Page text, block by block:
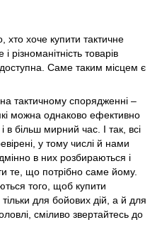
хоче купити тактичне
товарів
доступна. Саме таким місцем є
тактичному спорядженні –
можна однаково ефективно
в більш мирний час. І так, всі
у тому числі й нами
в них розбираються і
те, що потрібно саме йому.
того, щоб купити
для бойових дій, а й для
сміливо звертайтесь до